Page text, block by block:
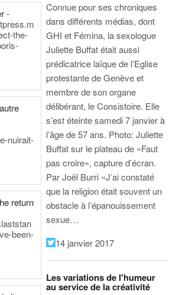
-
the-
nuirait-
return
been-
Connue pour ses chroniques
dans différents médias, dont
GHI et Fémina, la sexologue
Juliette Buffat était aussi
prédicatrice laïque de l’Eglise
protestante de Genève et
membre de son organe
délibérant, le Consistoire. Elle
s’est éteinte samedi 7 janvier à
l’âge de 57 ans. Photo: Juliette
Buffat sur le plateau de «Faut
pas croire», capture d’écran.
Par Joël Burri «J’ai constaté
que la religion était souvent un
obstacle à l’épanouissement
sexue…
14 janvier 2017
Les variations de l'humeur
au service de la créativité